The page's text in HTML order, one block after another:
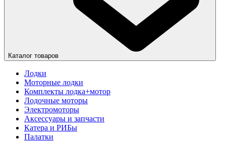
Каталог товаров
Лодки
Моторные лодки
Комплекты лодка+мотор
Лодочные моторы
Электромоторы
Аксессуары и запчасти
Катера и РИБы
Палатки